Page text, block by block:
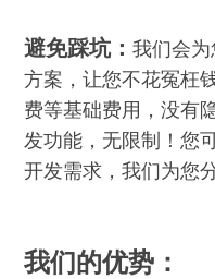
避免踩坑：我们会
方案，让您不花冤枉
费等基础费用，没有
发功能，无限制！您
开发需求，我们为您
我们的优势：